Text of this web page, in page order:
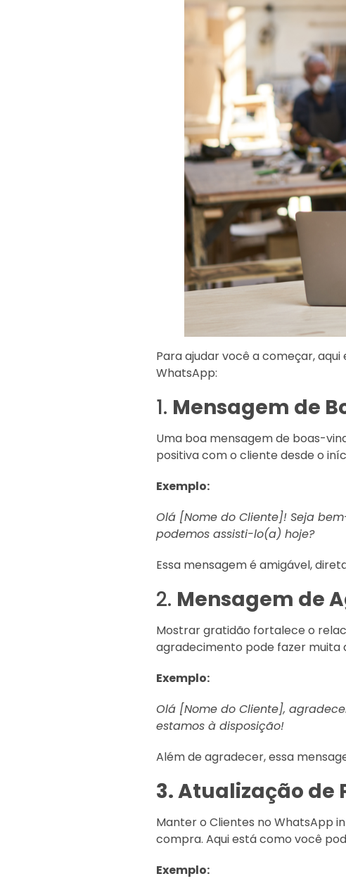
Para ajudar você a começar,
WhatsApp:
1. Mensagem de
Uma boa mensagem de boas-
positiva com o cliente desde o
Exemplo:
Olá [Nome do Cliente]! Seja
podemos assisti-lo(a) hoje?
Essa mensagem é amigável,
2. Mensagem de
Mostrar gratidão fortalece o
agradecimento pode fazer muita
Exemplo:
Olá [Nome do Cliente],
estamos à disposição!
Além de agradecer, essa
3. Atualização de
Manter o Clientes no WhatsApp
compra. Aqui está como você
Exemplo: